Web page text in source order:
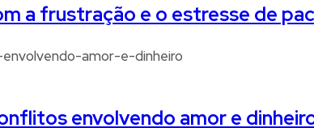
a frustração e o estresse de
envolvendo amor e